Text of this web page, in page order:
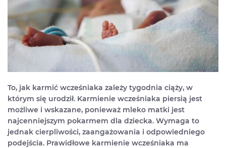
To, jak karmić wcześniaka zależy tygodnia ciąży, w
którym się urodził. Karmienie wcześniaka piersią jest
możliwe i wskazane, ponieważ mleko matki jest
najcenniejszym pokarmem dla dziecka. Wymaga to
jednak cierpliwości, zaangażowania i odpowiedniego
podejścia. Prawidłowe karmienie wcześniaka ma